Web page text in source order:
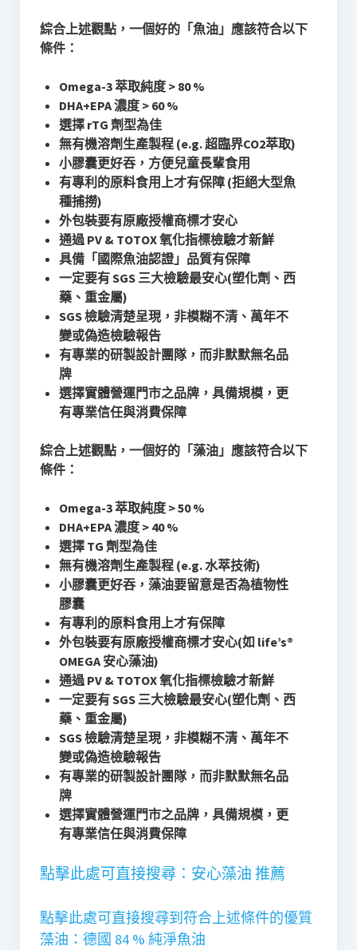
綜合上述觀點，一個好的「魚油」應該符合以下
條件：
Omega-3 萃取純度 > 80 %
DHA+EPA 濃度 > 60 %
選擇 rTG 劑型為佳
無有機溶劑生產製程 (e.g. 超臨界CO2萃取)
小膠囊更好吞，方便兒童長輩食用
有專利的原料食用上才有保障 (拒絕大型魚
種捕撈)
外包裝要有原廠授權商標才安心
通過 PV & TOTOX 氧化指標檢驗才新鮮
具備「國際魚油認證」品質有保障
一定要有 SGS 三大檢驗最安心(塑化劑、西
藥、重金屬)
SGS 檢驗清楚呈現，非模糊不清、萬年不
變或偽造檢驗報告
有專業的研製設計團隊，而非默默無名品
牌
選擇實體營運門市之品牌，具備規模，更
有專業信任與消費保障
綜合上述觀點，一個好的「藻油」應該符合以下
條件：
Omega-3 萃取純度 > 50 %
DHA+EPA 濃度 > 40 %
選擇 TG 劑型為佳
無有機溶劑生產製程 (e.g. 水萃技術)
小膠囊更好吞，藻油要留意是否為植物性
膠囊
有專利的原料食用上才有保障
外包裝要有原廠授權商標才安心(如 life’s®
OMEGA 安心藻油)
通過 PV & TOTOX 氧化指標檢驗才新鮮
一定要有 SGS 三大檢驗最安心(塑化劑、西
藥、重金屬)
SGS 檢驗清楚呈現，非模糊不清、萬年不
變或偽造檢驗報告
有專業的研製設計團隊，而非默默無名品
牌
選擇實體營運門市之品牌，具備規模，更
有專業信任與消費保障
點擊此處可直接搜尋：安心藻油 推薦
點擊此處可直接搜尋到符合上述條件的優質
藻油：德國 84 % 純淨魚油